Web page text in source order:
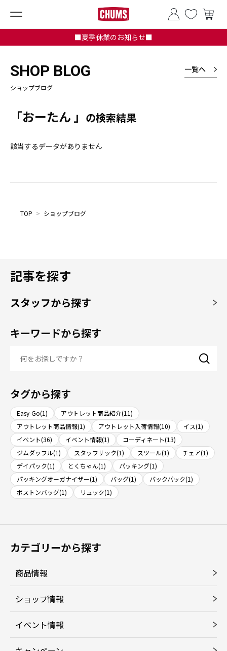
■夏季休業のお知らせ■
SHOP BLOG
ショップブログ
一覧へ
「おーたん 」 の検索結果
該当するデータがありません
TOP > ショップブログ
記事を探す
スタッフから探す
キーワードから探す
タグから探す
Easy-Go(1)
アウトレット商品紹介(11)
アウトレット商品情報(1)
アウトレット入荷情報(10)
イス(1)
イベント(36)
イベント情報(1)
コーディネート(13)
ジムダッフル(1)
スタッフサック(1) スツール(1)
チェア(1)
デイパック(1)
とくちゃん(1)
パッキング(1)
パッキングオーガナイザー(1)
バッグ(1)
バックパック(1)
ボストンバッグ(1)
リュック(1)
カテゴリーから探す
商品情報
ショップ情報
イベント情報